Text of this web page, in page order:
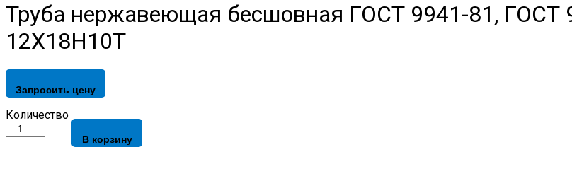
Труба нержавеющая бесшовная ГОСТ 9941-81, ГОСТ
12Х18Н10Т
Запросить цену
Труба
нержавеющая
Количество
В корзину